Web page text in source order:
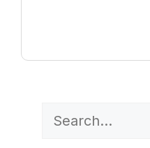
Search